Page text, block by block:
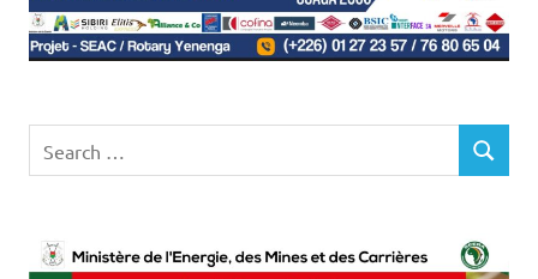
for:
SEARCH